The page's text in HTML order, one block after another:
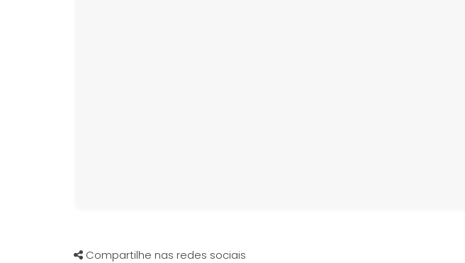
Compartilhe nas redes sociais